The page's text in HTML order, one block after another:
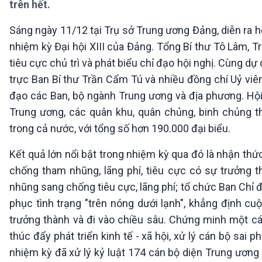
360 độ Sức khỏe
Tài nguyên và Môi trường
Chuyên gia của bạn
Xã hội chuyển động
Bước chân đến trường
khí hậu
VOV1 đặc biệt
Thanh âm ký sự
Chân dung cuộc sống
trên hết.
Sáng ngày 11/12 tại Trụ sở Trung ương Đảng, diễn ra
nhiệm kỳ Đại hội XIII của Đảng. Tổng Bí thư Tô Lâm,
tiêu cực chủ trì và phát biểu chỉ đạo hội nghị. Cùng
trực Ban Bí thư Trần Cẩm Tú và nhiều đồng chí Uỷ
đạo các Ban, bộ ngành Trung ương và địa phương.
Trung ương, các quân khu, quân chủng, binh
trong cả nước, với tổng số hơn 190.000 đại biểu.
Kết quả lớn nổi bật trong nhiệm kỳ qua đó là nhận
chống tham nhũng, lãng phí, tiêu cực có sự trưởng
nhũng sang chống tiêu cực, lãng phí; tổ chức Ban
phục tình trạng "trên nóng dưới lạnh", khẳng định
trưởng thành và đi vào chiều sâu. Chứng minh một
thúc đẩy phát triển kinh tế - xã hội, xử lý cán bộ sai
nhiệm kỳ đã xử lý kỷ luật 174 cán bộ diện Trung